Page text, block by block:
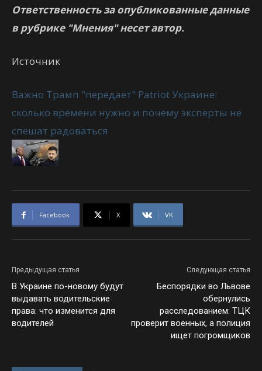
Ответственность за опубликованные данные
в рубрике "Мнения" несет автор.
Источник
Важно Трамп "передает" Patriot Украине:
сколько времени нужно и почему эксперты не
спешат радоваться
Facebook X VK
Предыдущая статья
В Украине по-новому будут
выдавать водительские
права: что изменится для
водителей
Следующая статья
Беспорядки во Львове
обернулись
расследованием: ТЦК
проверит военных, а полиция
ищет погромщиков